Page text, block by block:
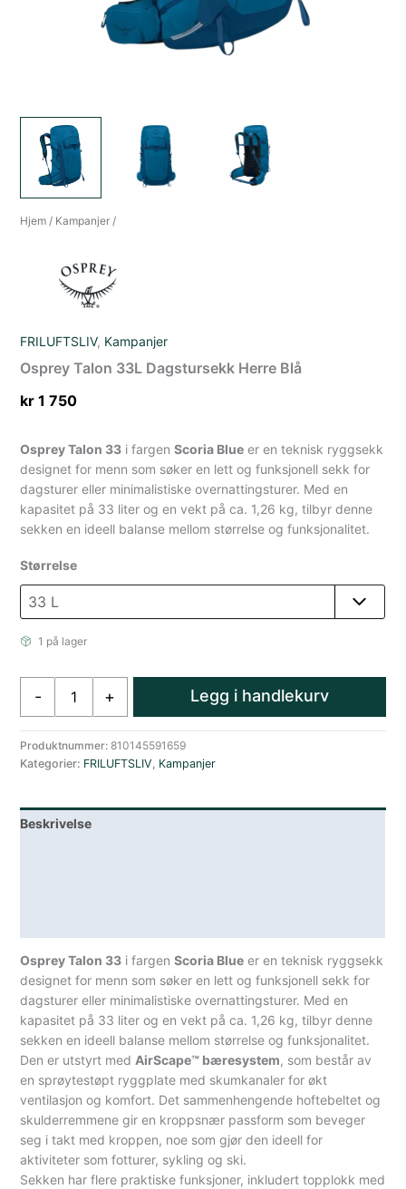
Hjem / Kampanjer /
FRILUFTSLIV, Kampanjer
Osprey Talon 33L Dagstursekk Herre Blå
kr 1 750
Osprey Talon 33 i fargenScoria Blue er en teknisk ryggsekk
designet for menn som søker en lett og funksjonell sekk for
dagsturer eller minimalistiske overnattingsturer. Med en
kapasitet på 33 liter og en vekt på ca. 1,26 kg, tilbyr denne
sekken en ideell balanse mellom størrelse og funksjonalitet.
Størrelse
1 på lager
-
Dagstursekk
Herre
antall
+ Legg i handlekurv
Produktnummer:810145591659
Kategorier: FRILUFTSLIV, Kampanjer
Beskrivelse
Osprey Talon 33 i fargenScoria Blue er en teknisk ryggsekk
designet for menn som søker en lett og funksjonell sekk for
dagsturer eller minimalistiske overnattingsturer. Med en
kapasitet på 33 liter og en vekt på ca. 1,26 kg, tilbyr denne
sekken en ideell balanse mellom størrelse og funksjonalitet.
Den er utstyrt med AirScape™ bæresystem, som består av
en sprøytestøpt ryggplate med skumkanaler for økt
ventilasjon og komfort. Det sammenhengende hoftebeltet og
skulderremmene gir en kroppsnær passform som beveger
seg i takt med kroppen, noe som gjør den ideell for
aktiviteter som fotturer, sykling og ski.
Sekken har flere praktiske funksjoner, inkludert topplokk med